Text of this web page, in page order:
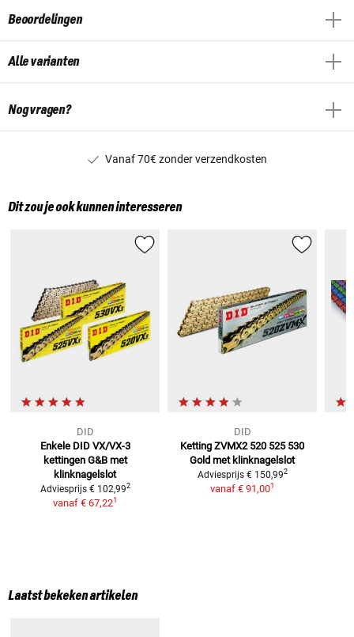
Beoordelingen
Alle varianten
Nog vragen?
Vanaf 70€ zonder verzendkosten
Dit zou je ook kunnen interesseren
DID
Enkele DID VX/VX-3
kettingen G&B met
klinknagelslot
Adviesprijs € 102,992
vanaf € 67,221
DID
Ketting ZVMX2 520 525 530
Gold met klinknagelslot
Adviesprijs € 150,992
vanaf € 91,001
Laatst bekeken artikelen